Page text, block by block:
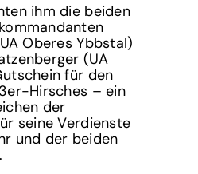
ihm die beiden
Oberes Ybbstal)
(UA
für den
Hirsches – ein
der
seine Verdienste
und der beiden